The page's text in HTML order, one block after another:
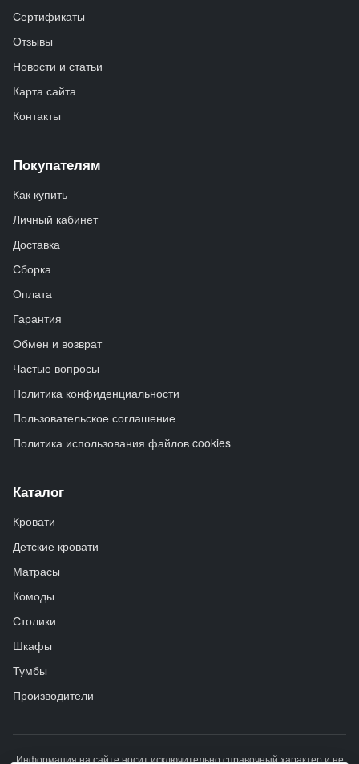
Сертификаты
Отзывы
Новости и статьи
Карта сайта
Контакты
Покупателям
Как купить
Личный кабинет
Доставка
Сборка
Оплата
Гарантия
Обмен и возврат
Частые вопросы
Политика конфиденциальности
Пользовательское соглашение
Политика использования файлов cookies
Каталог
Кровати
Детские кровати
Матрасы
Комоды
Столики
Шкафы
Тумбы
Производители
Информация на сайте носит исключительно справочный характер и не